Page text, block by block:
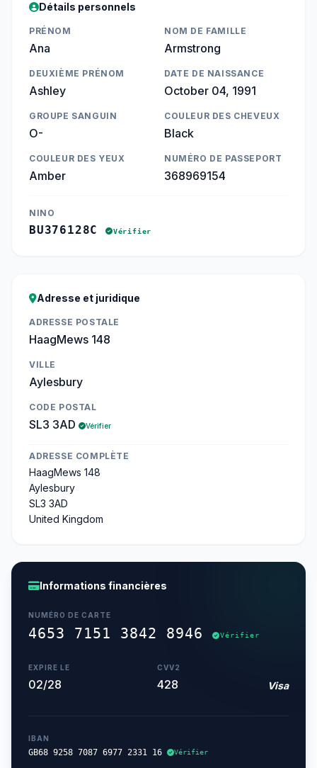
Détails personnels
PRÉNOM
Ana
NOM DE FAMILLE
Armstrong
DEUXIÈME PRÉNOM
Ashley
DATE DE NAISSANCE
October 04, 1991
GROUPE SANGUIN
O-
COULEUR DES CHEVEUX
Black
COULEUR DES YEUX
Amber
NUMÉRO DE PASSEPORT
368969154
NINO
BU376128C Vérifier
Adresse et juridique
ADRESSE POSTALE
HaagMews 148
VILLE
Aylesbury
CODE POSTAL
SL3 3AD Vérifier
ADRESSE COMPLÈTE
HaagMews 148
Aylesbury
SL3 3AD
United Kingdom
Informations financières
NUMÉRO DE CARTE
4653 7151 3842 8946 Vérifier
EXPIRE LE
02/28
CVV2
428 Visa
IBAN
GB68 9258 7087 6977 2331 16 Vérifier